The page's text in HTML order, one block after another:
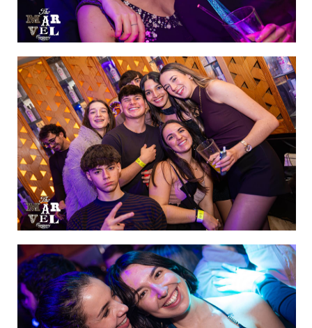
IMAGEN 23
de 60
IMAGEN 24
de 60